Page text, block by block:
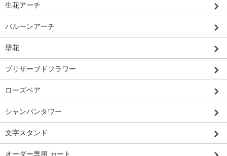
生花アーチ
バルーンアーチ
壁花
プリザーブドフラワー
ローズベア
シャンパンタワー
文字スタンド
オーダー専用 カート